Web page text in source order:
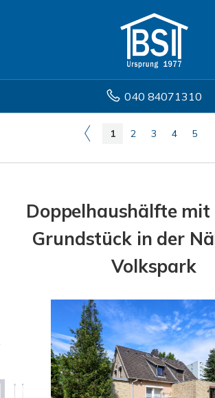
040 84071310
1 2 3 4 5
Doppelhaushälfte
Grundstück in der
Volkspark